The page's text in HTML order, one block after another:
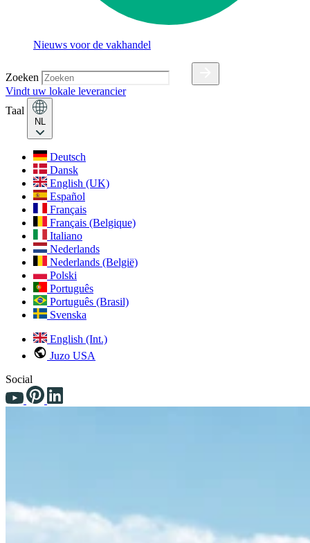
Nieuws voor de vakhandel
Zoeken
Vindt uw lokale leverancier
Taal
NL
Deutsch
Dansk
English (UK)
Español
Français
Français (Belgique)
Italiano
Nederlands
Nederlands (België)
Polski
Português
Português (Brasil)
Svenska
English (Int.)
Juzo USA
Social